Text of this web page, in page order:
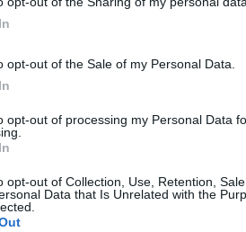
opt-out of the Sale of my Personal Data.
opt-out of processing my Personal Data
opt-out of Collection, Use, Retention,
Data that Is Unrelated with the
Moldovei și-a încălcat propria
a forțat cordoanele de ordine.
baldachinul unde erau ținute
racla în cursul zilei de miercuri.